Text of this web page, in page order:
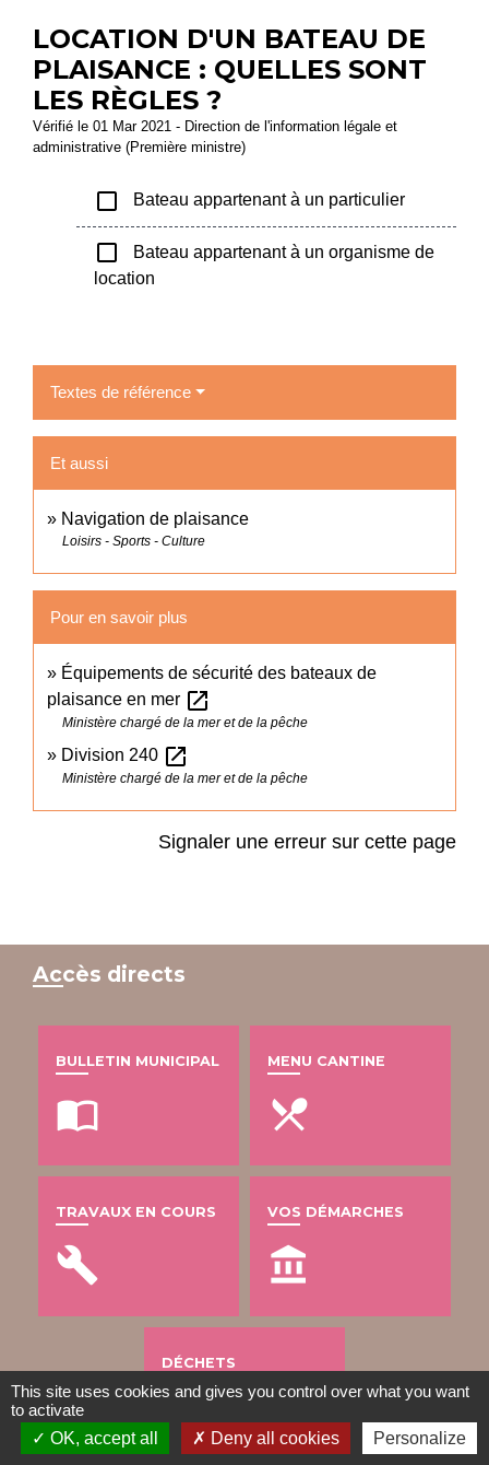
LOCATION D'UN BATEAU DE
PLAISANCE : QUELLES SONT
LES RÈGLES ?
Vérifié le 01 Mar 2021 - Direction de l'information légale et
administrative (Première ministre)
check_box_outline_blank Bateau appartenant à un particulier
check_box_outline_blank
Bateau appartenant à un organisme de
location
Textes de référence
Et aussi
Navigation de plaisance
Loisirs - Sports - Culture
Pour en savoir plus
Équipements de sécurité des bateaux de
plaisance en mer open_in_new
Ministère chargé de la mer et de la pêche
Division 240 open_in_new
Ministère chargé de la mer et de la pêche
Signaler une erreur sur cette page
Accès directs
BULLETIN MUNICIPAL
import_contacts
MENU CANTINE
local_dining
TRAVAUX EN COURS
build
VOS DÉMARCHES
account_balance
DÉCHETS
public
This site uses cookies and gives you control over what you want
to activate
OK, accept all
Deny all cookies Personalize